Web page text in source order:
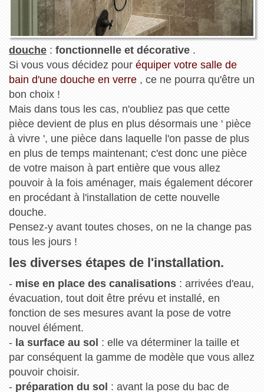
douche: fonctionnelle et décorative.
Si vous vous décidez pour équiper votre salle de
bain d'une douche en verre, ce ne pourra qu'être un
bon choix !
Mais dans tous les cas, n'oubliez pas que cette
pièce devient de plus en plus désormais une ' pièce
à vivre ', une pièce dans laquelle l'on passe de plus
en plus de temps maintenant; c'est donc une pièce
de votre maison à part entière que vous allez
pouvoir à la fois aménager, mais également décorer
en procédant à l'installation de cette nouvelle
douche.
Pensez-y avant toutes choses, on ne la change pas
tous les jours !
les diverses étapes de l'installation.
- mise en place des canalisations : arrivées d'eau,
évacuation, tout doit être prévu et installé, en
fonction de ses mesures avant la pose de votre
nouvel élément.
- la surface au sol : elle va déterminer la taille et
par conséquent la gamme de modèle que vous allez
pouvoir choisir.
- préparation du sol : avant la pose du bac de